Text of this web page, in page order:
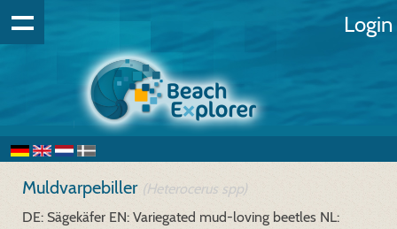
Login
Muldvarpebiller (Heterocerus spp)
DE: Sägekäfer EN: Variegated mud-loving beetles NL: